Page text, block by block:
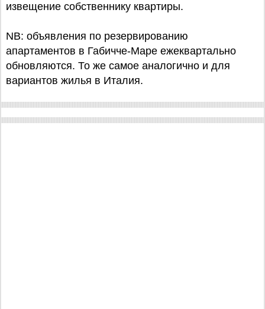
извещение собственнику квартиры.
NB: объявления по резервированию
апартаментов в Габичче-Маре ежеквартально
обновляются. То же самое аналогично и для
вариантов жилья в Италия.